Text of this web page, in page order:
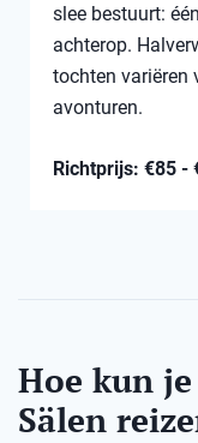
slee bestuurt:
achterop.
tochten variëren
avonturen.
Richtprijs: €85 -
Hoe kun
Sälen